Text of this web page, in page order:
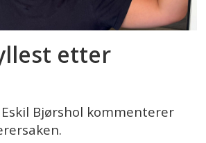
etter
Bjørshol kommenterer